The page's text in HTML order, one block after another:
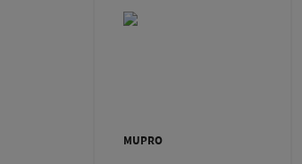
MUPRO